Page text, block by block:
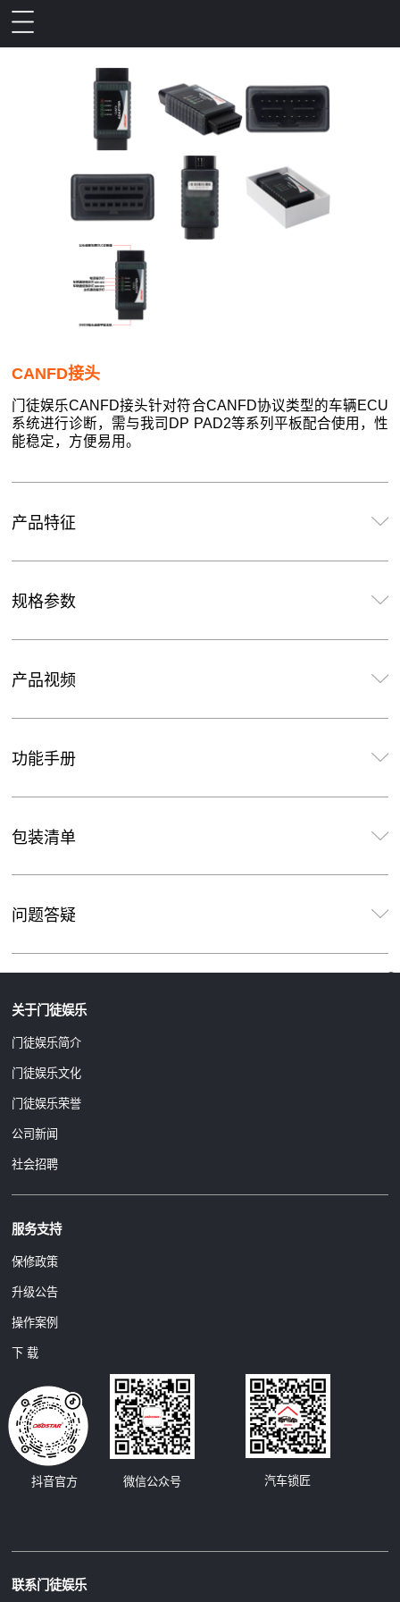
CANFD接头
门徒娱乐CANFD接头针对符合CANFD协议类型的车辆ECU
系统进行诊断，需与我司DP PAD2等系列平板配合使用，性
能稳定，方便易用。
产品特征
规格参数
产品视频
功能手册
包装清单
问题答疑
关于门徒娱乐
门徒娱乐简介
门徒娱乐文化
门徒娱乐荣誉
公司新闻
社会招聘
服务支持
保修政策
升级公告
操作案例
下 载
微信公众号
抖音官方 汽车锁匠
联系门徒娱乐